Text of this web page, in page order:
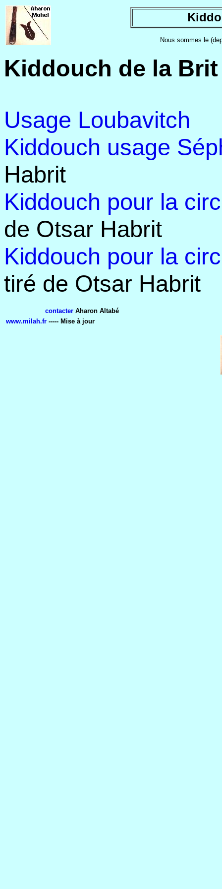
Nous sommes le
Kiddouch de la
Usage Loubavitch
Kiddouch usage
Habrit
Kiddouch pour la
de Otsar Habrit
Kiddouch pour la
tiré de Otsar Habrit
contacter Aharon Altabé
www.milah.fr ----- Mise à jour